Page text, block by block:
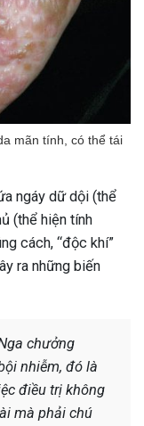
mãn tính, có thể tái
ngáy dữ dội (thể
(thể hiện tính
cách, “độc khí”
ra những biến
chưởng
nhiễm, đó là
điều trị không
mà phải chú